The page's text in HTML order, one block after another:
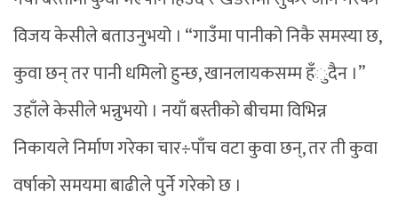
विजय केसीले बताउनुभयो । “गाउँमा पानीको निकै समस्या छ,
कुवा छन् तर पानी धमिलो हुन्छ, खानलायकसम्म हँुदैन ।”
उहाँले केसीले भन्नुभयो । नयाँ बस्तीको बीचमा विभिन्न
निकायले निर्माण गरेका चार÷पाँच वटा कुवा छन्, तर ती कुवा
वर्षाको समयमा बाढीले पुर्ने गरेको छ ।